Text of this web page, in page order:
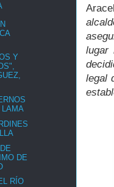
lugar
legal
Y
LAMA
DE
RÍO